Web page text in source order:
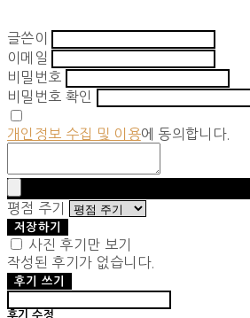
글쓴이
이메일
비밀번호
비밀번호 확인
개인정보 수집 및 이용에 동의합니다.
평점 주기
저장하기
사진 후기만 보기
작성된 후기가 없습니다.
후기 쓰기
후기 수정